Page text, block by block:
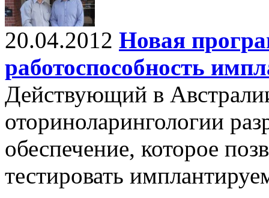
20.04.2012 Новая
работоспособность
Действующий в
оториноларингологии
обеспечение, которое
тестировать